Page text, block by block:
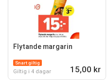
Flytande margarin
Snart giltig
Giltig i 4 dagar 15,00 kr